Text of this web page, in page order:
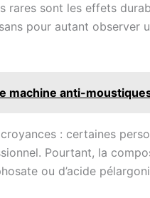
sont les effets
pour autant
machine anti-
: certaines
Pourtant, la
ou d’acide